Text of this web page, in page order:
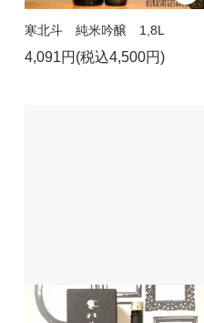
寒北斗 純米吟醸 1,8L
4,091円(税込4,500円)